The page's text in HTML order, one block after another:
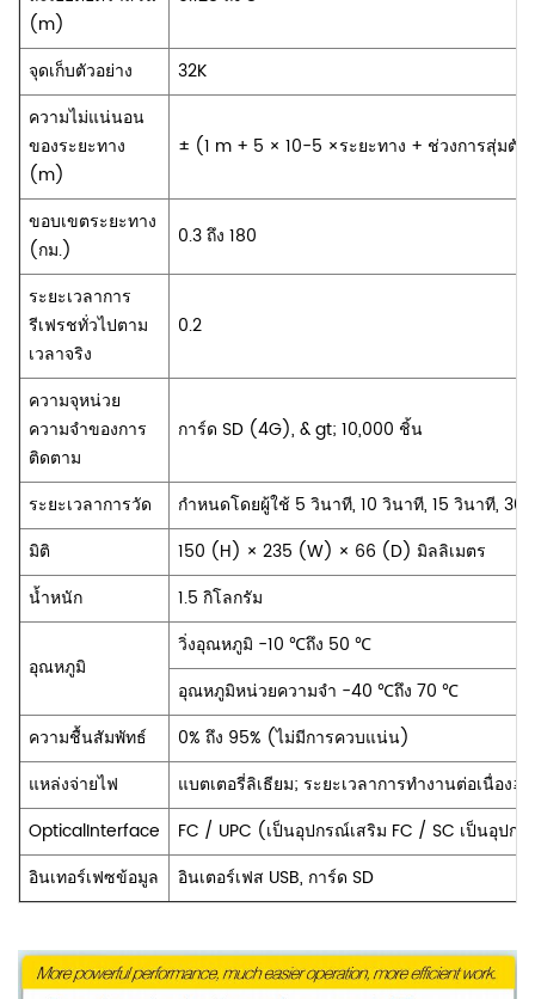
(m)
จุดเก็บตัวอย่าง
32K
ความไม่แน่นอน
ของระยะทาง
(m)
± (1 m + 5 × 10-5 ×ระยะทาง + ช่วงการสุ่มตัว
ขอบเขตระยะทาง
(กม.)
0.3 ถึง 180
ระยะเวลาการ
รีเฟรชทั่วไปตาม
เวลาจริง
0.2
ความจุหน่วย
ความจำของการ
ติดตาม
การ์ด SD (4G), & gt; 10,000 ชิ้น
ระยะเวลาการวัด
กำหนดโดยผู้ใช้ 5 วินาที, 10 วินาที, 15 วินาที,
มิติ
150 (H) × 235 (W) × 66 (D) มิลลิเมตร
น้ำหนัก
1.5 กิโลกรัม
อุณหภูมิ
วิ่งอุณหภูมิ -10 ℃ถึง 50 ℃
อุณหภูมิหน่วยความจำ -40 ℃ถึง 70 ℃
ความชื้นสัมพัทธ์
0% ถึง 95% (ไม่มีการควบแน่น)
แหล่งจ่ายไฟ
แบตเตอรี่ลิเธียม; ระยะเวลาการทำงานต่อเนื่อง≥
OpticalInterface
FC / UPC (เป็นอุปกรณ์เสริม FC / SC เป็นอุปก
อินเทอร์เฟซข้อมูล
อินเตอร์เฟส USB, การ์ด SD